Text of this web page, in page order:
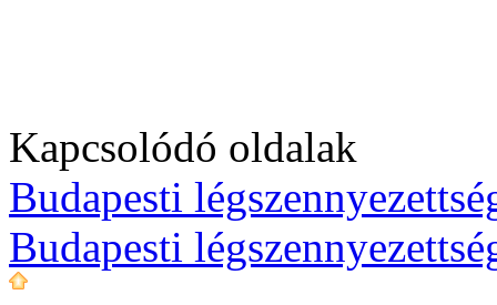
Kapcsolódó oldalak
Budapesti
Budapesti